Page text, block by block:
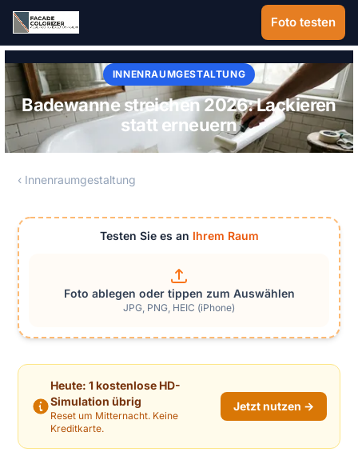
Zum Hauptinhalt springen
Foto testen
INNENRAUMGESTALTUNG
Badewanne streichen 2026: Lackieren
statt erneuern
‹ Innenraumgestaltung
Testen Sie es an Ihrem Raum
Foto ablegen oder tippen zum Auswählen
JPG, PNG, HEIC (iPhone)
Heute: 1 kostenlose HD-
Simulation übrig
Reset um Mitternacht. Keine
Kreditkarte.
Jetzt nutzen →